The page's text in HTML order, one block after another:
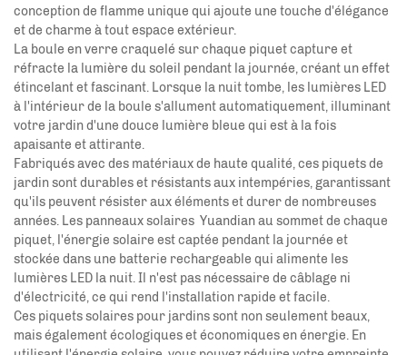
conception de flamme unique qui ajoute une touche d'élégance
et de charme à tout espace extérieur.
La boule en verre craquelé sur chaque piquet capture et
réfracte la lumière du soleil pendant la journée, créant un effet
étincelant et fascinant. Lorsque la nuit tombe, les lumières LED
à l'intérieur de la boule s'allument automatiquement, illuminant
votre jardin d'une douce lumière bleue qui est à la fois
apaisante et attirante.
Fabriqués avec des matériaux de haute qualité, ces piquets de
jardin sont durables et résistants aux intempéries, garantissant
qu'ils peuvent résister aux éléments et durer de nombreuses
années. Les panneaux solaires Yuandianau sommet de chaque
piquet, l'énergie solaire est captée pendant la journée et
stockée dans une batterie rechargeable qui alimente les
lumières LED la nuit. Il n'est pas nécessaire de câblage ni
d'électricité, ce qui rend l'installation rapide et facile.
Ces piquets solaires pour jardins sont non seulement beaux,
mais également écologiques et économiques en énergie. En